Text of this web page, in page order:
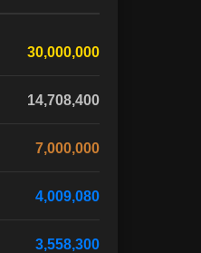
30,000,000
14,708,400
7,000,000
4,009,080
3,558,300